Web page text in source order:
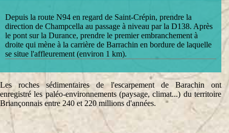
Depuis la route N94 en regard de Saint-Crépin, prendre la
direction de Champcella au passage à niveau par la D138. Après
le pont sur la Durance, prendre le premier embranchement à
droite qui mène à la carrière de Barrachin en bordure de laquelle
se situe l'affleurement (environ 1 km).
Les roches sédimentaires de l'escarpement de Barachin ont
enregistré les paléo-environnements (paysage, climat...) du territoire
Briançonnais entre 240 et 220 millions d'années.